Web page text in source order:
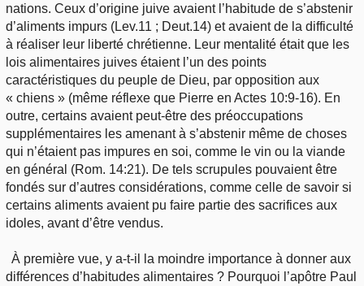
nations. Ceux d’origine juive avaient l’habitude de s’abstenir
d’aliments impurs (Lev.11 ; Deut.14) et avaient de la difficulté
à réaliser leur liberté chrétienne. Leur mentalité était que les
lois alimentaires juives étaient l’un des points
caractéristiques du peuple de Dieu, par opposition aux
« chiens » (même réflexe que Pierre en Actes 10:9-16). En
outre, certains avaient peut-être des préoccupations
supplémentaires les amenant à s’abstenir même de choses
qui n’étaient pas impures en soi, comme le vin ou la viande
en général (Rom. 14:21). De tels scrupules pouvaient être
fondés sur d’autres considérations, comme celle de savoir si
certains aliments avaient pu faire partie des sacrifices aux
idoles, avant d’être vendus.
À première vue, y a-t-il la moindre importance à donner aux
différences d’habitudes alimentaires ? Pourquoi l’apôtre Paul